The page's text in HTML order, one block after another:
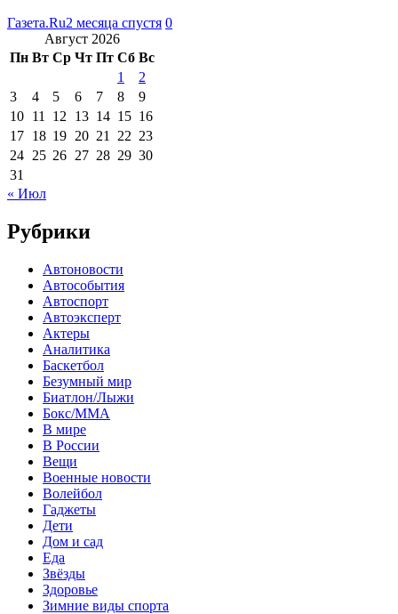
Газета.Ru2 месяца спустя 0
Август 2026
Пн Вт Ср Чт Пт Сб Вс
1
2
3
4 5 6 7 8
9
10 11 12 13 14 15 16
17 18 19 20 21 22 23
24 25 26 27 28 29 30
31
« Июл
Рубрики
Автоновости
Автособытия
Автоспорт
Автоэксперт
Актеры
Аналитика
Баскетбол
Безумный мир
Биатлон/Лыжи
Бокс/MMA
В мире
В России
Вещи
Военные новости
Волейбол
Гаджеты
Дети
Дом и сад
Еда
Звёзды
Здоровье
Зимние виды спорта